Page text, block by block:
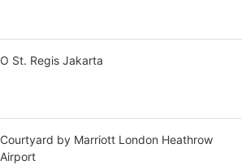
O St. Regis Jakarta
Courtyard by Marriott London Heathrow
Airport